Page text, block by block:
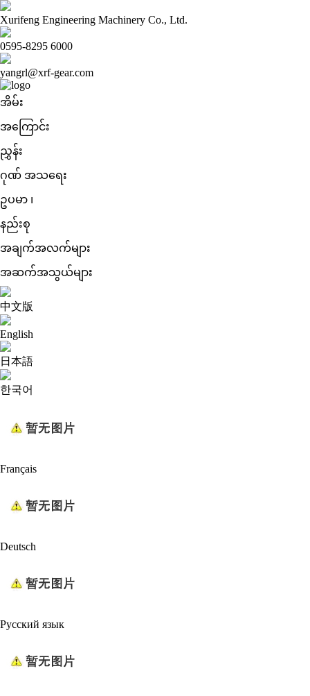
Xurifeng Engineering Machinery Co., Ltd.
0595-8295 6000
yangrl@xrf-gear.com
အိမ်း
အကြောင်း
ညွှန်း
ဂုဏ် အသရေး
ဥပမာ ၊
နည်းစု
အချက်အလက်များ
အဆက်အသွယ်များ
中文版
English
日本語
한국어
Français
Deutsch
Русский язык